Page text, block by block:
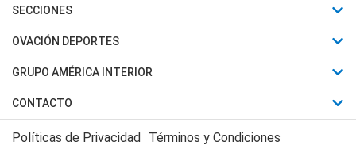
Últimas Noticias
Política
Judiciales
Economia
SECCIONES
Horóscopo
Motores
Trucos caseros
Series y Películas
OVACIÓN DEPORTES
Fútbol
Mundial
Automovilismo
Rugby
GRUPO AMÉRICA INTERIOR
Canal 7 en Vivo
CONTACTO
Acerca de Nosotros
Políticas de Privacidad Términos y Condiciones